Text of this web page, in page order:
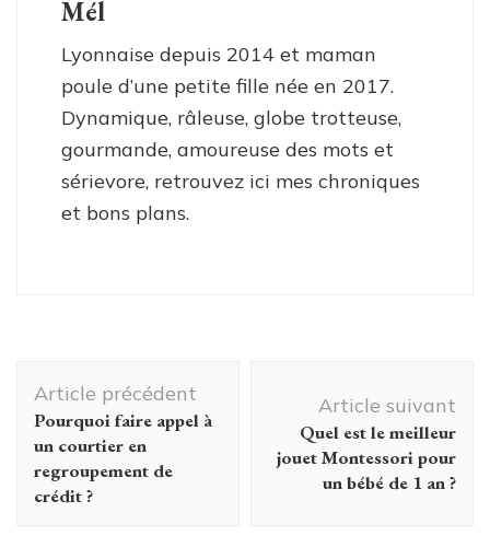
Mél
Lyonnaise depuis 2014 et maman
poule d’une petite fille née en 2017.
Dynamique, râleuse, globe trotteuse,
gourmande, amoureuse des mots et
sérievore, retrouvez ici mes chroniques
et bons plans.
d'article
Article précédent
Pourquoi faire appel à
un courtier en
regroupement de
crédit ?
Article suivant
Quel est le meilleur
jouet Montessori pour
un bébé de 1 an ?